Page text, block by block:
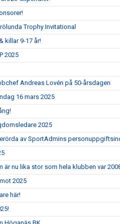
Trophy Invitational
killar 9-17 år!
2025
Andreas Lovén på 50-årsdagen
16 mars 2025
2025
av SportAdmins
nu lika stor som hela klubben var
2025
här!